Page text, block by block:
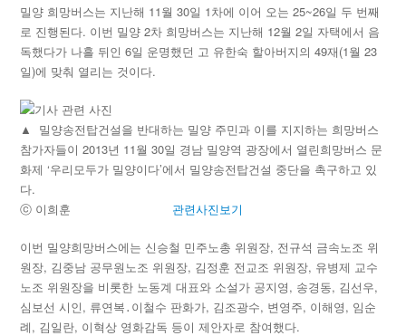
밀양 희망버스는 지난해 11월 30일 1차에 이어 오는 25~26일 두 번째
로 진행된다. 이번 밀양 2차 희망버스는 지난해 12월 2일 자택에서 음
독했다가 나흘 뒤인 6일 운명했던 고 유한숙 할아버지의 49재(1월 23
일)에 맞춰 열리는 것이다.
▲
밀양송전탑건설을 반대하는 밀양 주민과 이를 지지하는 희망버스
참가자들이 2013년 11월 30일 경남 밀양역 광장에서 열린희망버스 문
화제 ‘우리모두가 밀양이다’에서 밀양송전탑건설 중단을 촉구하고 있
다.
ⓒ 이희훈
관련사진보기
이번 밀양희망버스에는 신승철 민주노총 위원장, 전규석 금속노조 위
원장, 김중남 공무원노조 위원장, 김정훈 전교조 위원장, 유병제 교수
노조 위원장을 비롯한 노동계 대표와 소설가 공지영, 송경동, 김선우,
심보선 시인, 류연복․이철수 판화가, 김조광수, 변영주, 이해영, 임순
례, 김일란, 이혁상 영화감독 등이 제안자로 참여했다.